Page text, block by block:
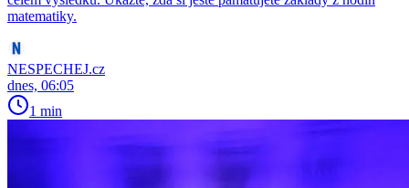
matematiky.
NESPECHEJ.cz
dnes, 06:05
1 min